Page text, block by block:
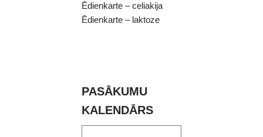
Ēdienkarte – celiakija
Ēdienkarte – laktoze
PASĀKUMU
KALENDĀRS